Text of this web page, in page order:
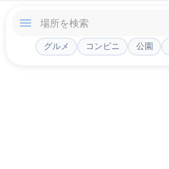
グルメ コンビニ 公園